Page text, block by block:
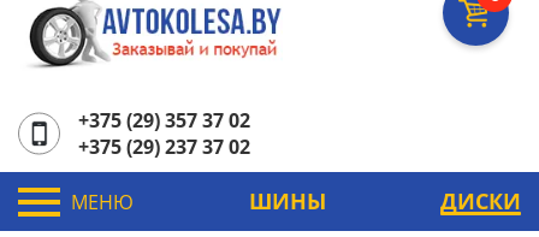
+375 (29) 357 37 02
+375 (29) 237 37 02
МЕНЮ ШИНЫ ДИСКИ